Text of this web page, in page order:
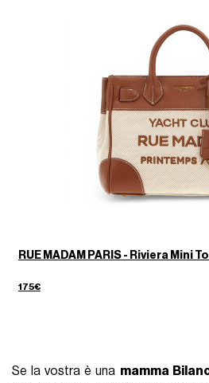
RUE MADAM PARIS - Riviera Mini
175€
Se la vostra è una mamma